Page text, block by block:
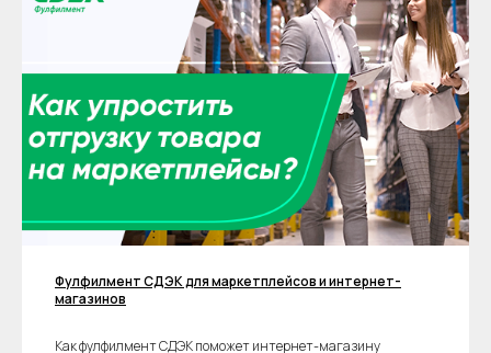
Фулфилмент СДЭК для маркетплейсов и интернет-
магазинов
Как фулфилмент СДЭК поможет интернет-магазину